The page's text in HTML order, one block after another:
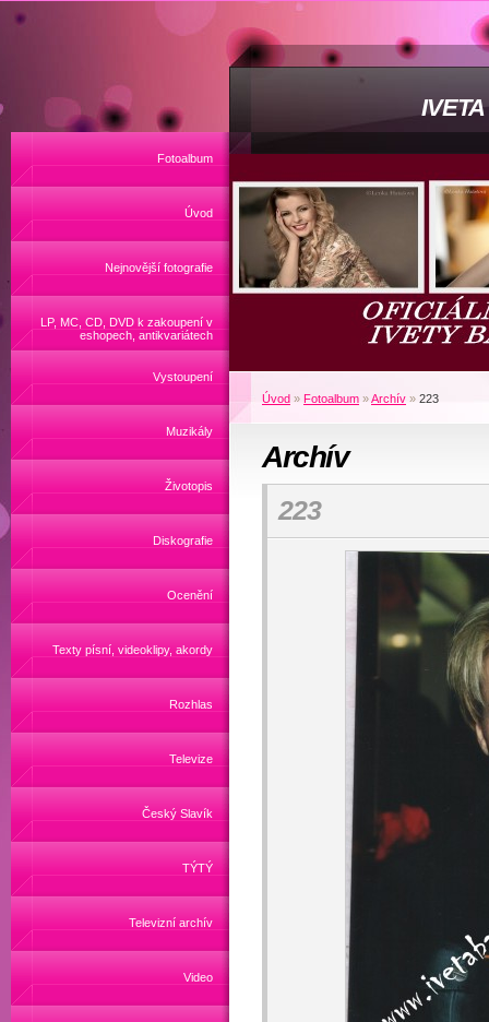
Fotoalbum
Úvod
Nejnovější fotografie
LP, MC, CD, DVD k zakoupení v
eshopech, antikvariátech
Vystoupení
Muzikály
Životopis
Diskografie
Ocenění
Texty písní, videoklipy, akordy
Rozhlas
Televize
Český Slavík
TÝTÝ
Televizní archív
Video
Úvod » Fotoalbum »Archív » 223
Archív
223